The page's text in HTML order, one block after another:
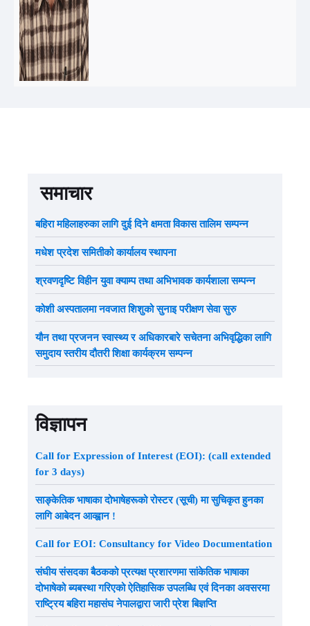
समाचार
बहिरा महिलाहरुका लागि दुई दिने क्षमता विकास तालिम सम्पन्न
मधेश प्रदेश समितीको कार्यालय स्थापना
श्रवणदृष्टि विहीन युवा क्याम्प तथा अभिभावक कार्यशाला सम्पन्न
कोशी अस्पतालमा नवजात शिशुको सुनाइ परीक्षण सेवा सुरु
यौन तथा प्रजनन स्वास्थ्य र अधिकारबारे सचेतना अभिवृद्धिका लागि
समुदाय स्तरीय दौतरी शिक्षा कार्यक्रम सम्पन्न
विज्ञापन
Call for Expression of Interest (EOI): (call extended
for 3 days)
साङ्केतिक भाषाका दोभाषेहरूको रोस्टर (सूची) मा सुचिकृत हुनका
लागि आबेदन आव्ह्वान !
Call for EOI: Consultancy for Video Documentation
संघीय संसदका बैठकको प्रत्यक्ष प्रशारणमा सांकेतिक भाषाका
दोभाषेको ब्यबस्था गरिएको ऐतिहासिक उपलब्धि एवं दिनका अवसरमा
राष्ट्रिय बहिरा महासंघ नेपालद्वारा जारी प्रेश बिज्ञप्ति